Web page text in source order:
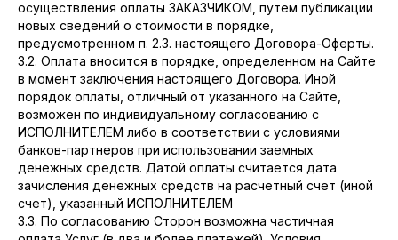
осуществления оплаты ЗАКАЗЧИКОМ, путем публикации
новых сведений о стоимости в порядке,
предусмотренном п. 2.3. настоящего Договора-Оферты.
3.2. Оплата вносится в порядке, определенном на Сайте
в момент заключения настоящего Договора. Иной
порядок оплаты, отличный от указанного на Сайте,
возможен по индивидуальному согласованию с
ИСПОЛНИТЕЛЕМ либо в соответствии с условиями
банков-партнеров при использовании заемных
денежных средств. Датой оплаты считается дата
зачисления денежных средств на расчетный счет (иной
счет), указанный ИСПОЛНИТЕЛЕМ
3.3. По согласованию Сторон возможна частичная